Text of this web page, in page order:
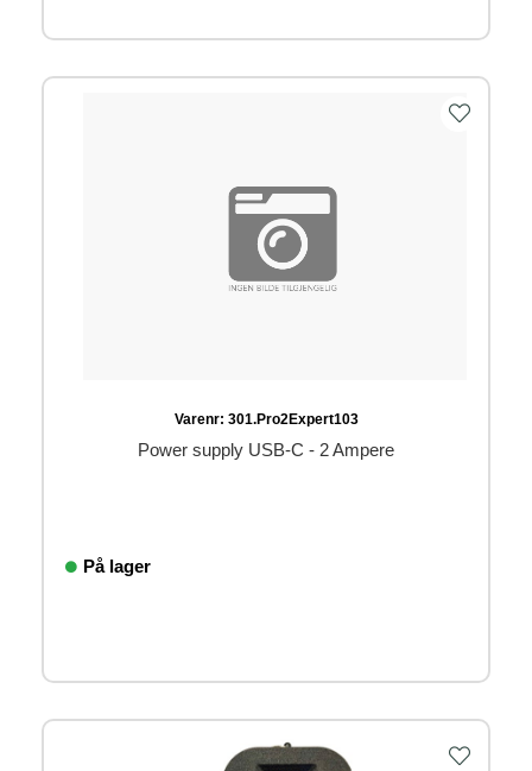
Varenr: 301.Pro2Expert103
Power supply USB-C - 2 Ampere
På lager